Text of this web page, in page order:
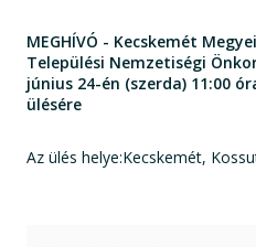
MEGHÍVÓ - Kecskemét
Települési Nemzetiségi
június 24-én (szerda) 11:00
ülésére
Az ülés helye:Kecskemét,